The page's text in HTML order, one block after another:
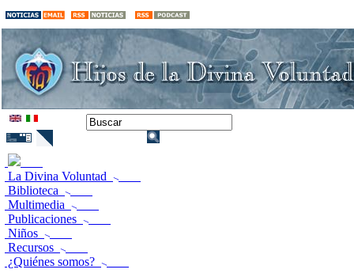
La Divina Voluntad
Biblioteca
Multimedia
Publicaciones
Niños
Recursos
¿Quiénes somos?